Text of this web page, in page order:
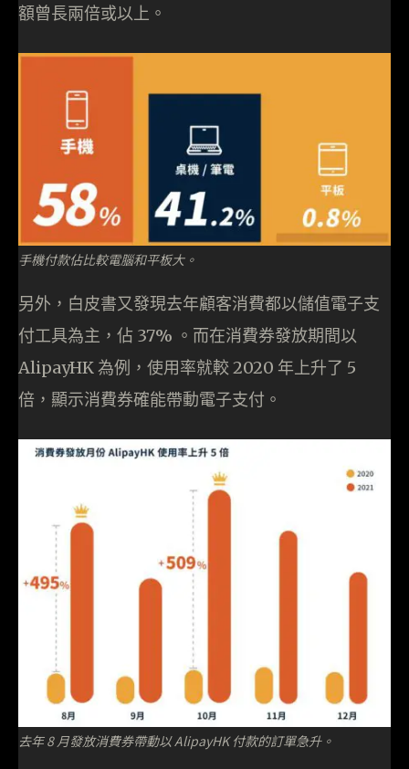
額曾長兩倍或以上。
手機付款佔比較電腦和平板大。
另外，白皮書又發現去年顧客消費都以儲值電子支
付工具為主，佔 37% 。而在消費券發放期間以
AlipayHK 為例，使用率就較 2020 年上升了 5
倍，顯示消費券確能帶動電子支付。
去年 8 月發放消費券帶動以 AlipayHK 付款的訂單急升。